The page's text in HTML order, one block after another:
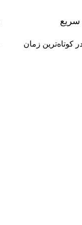
سریع
کوتاه‌ترین زمان